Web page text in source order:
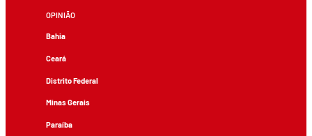
OPINIÃO
Bahia
Ceará
Distrito Federal
Minas Gerais
Paraíba